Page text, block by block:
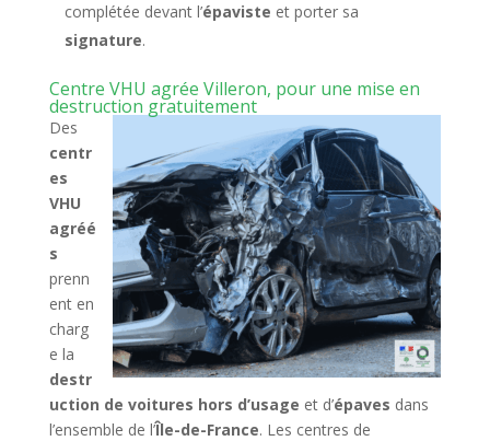
complétée devant l’épaviste et porter sa
signature.
Centre VHU agrée Villeron, pour une mise en
destruction gratuitement
Des
centr
es
VHU
agréé
s
prenn
ent en
charg
e la
destr
uction de voitures hors d’usage et d’épaves dans
l’ensemble de l’Île-de-France. Les centres de